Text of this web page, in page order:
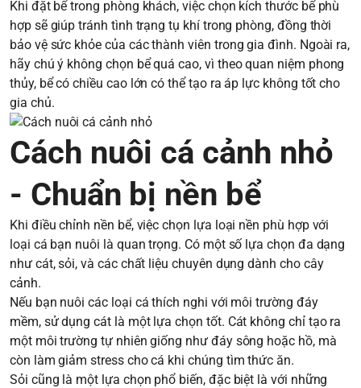
Khi đặt bể trong phòng khách, việc chọn kích thước bể phù
hợp sẽ giúp tránh tình trạng tụ khí trong phòng, đồng thời
bảo vệ sức khỏe của các thành viên trong gia đình. Ngoài ra,
hãy chú ý không chọn bể quá cao, vì theo quan niệm phong
thủy, bể có chiều cao lớn có thể tạo ra áp lực không tốt cho
gia chủ.
Cách nuôi cá cảnh nhỏ
- Chuẩn bị nền bể
Khi điều chỉnh nền bể, việc chọn lựa loại nền phù hợp với
loại cá bạn nuôi là quan trọng. Có một số lựa chọn đa dạng
như cát, sỏi, và các chất liệu chuyên dụng dành cho cây
cảnh.
Nếu bạn nuôi các loại cá thích nghi với môi trường đáy
mềm, sử dụng cát là một lựa chọn tốt. Cát không chỉ tạo ra
một môi trường tự nhiên giống như đáy sông hoặc hồ, mà
còn làm giảm stress cho cá khi chúng tìm thức ăn.
Sỏi cũng là một lựa chọn phổ biến, đặc biệt là với những